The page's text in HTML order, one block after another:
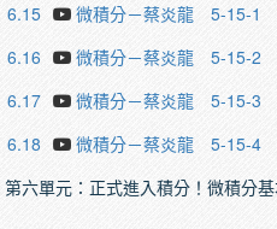
6.15
微積分－蔡炎龍 5-15-1
6.16
微積分－蔡炎龍 5-15-2
6.17
微積分－蔡炎龍 5-15-3
6.18
微積分－蔡炎龍 5-15-4
第六單元：正式進入積分！微積分基